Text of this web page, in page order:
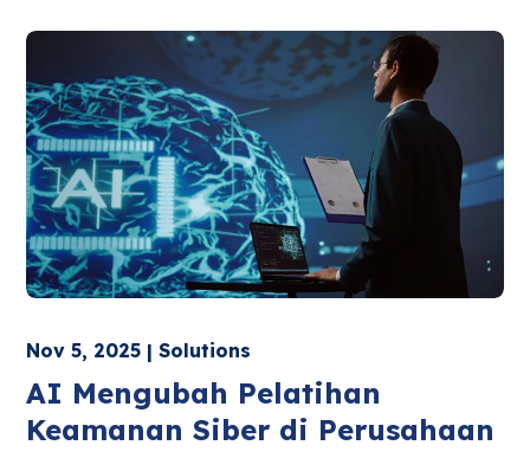
Nov 5, 2025 | Solutions
AI Mengubah Pelatihan
Keamanan Siber di Perusahaan